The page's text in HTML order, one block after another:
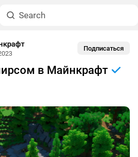
Подписаться
в Майнкрафт